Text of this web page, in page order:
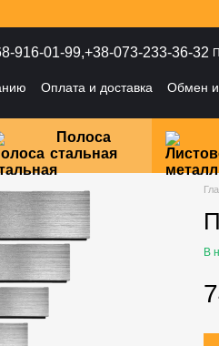
916-01-99,+38-073-233-36-32
Оплата и доставка Обмен и
Полоса
стальная
В